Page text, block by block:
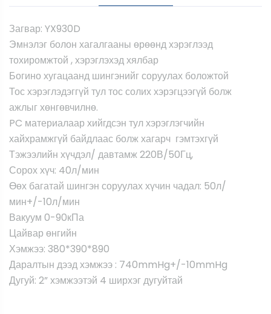
Загвар: YX930D
Эмнэлэг болон хагалгааны өрөөнд хэрэглээд
тохиромжтой , хэрэглэхэд хялбар
Богино хугацаанд шингэнийг соруулах боложтой
Тос хэрэглэдэггүй тул тос солих хэрэгцээгүй болж
ажлыг хөнгөвчилнө.
PC материалаар хийгдсэн тул хэрэглэгчийн
хайхрамжгүй байдлаас болж хагарч гэмтэхгүй
Тэжээлийн хүчдэл/ давтамж 220В/50Гц,
Сорох хүч: 40л/мин
Өөх багатай шингэн соруулах хүчин чадал: 50л/
мин+/-10л/мин
Вакуум 0-90кПа
Цайвар өнгийн
Хэмжээ: 380*390*890
Даралтын дээд хэмжээ : 740mmHg+/-10mmHg
Дугуй: 2” хэмжээтэй 4 ширхэг дугуйтай